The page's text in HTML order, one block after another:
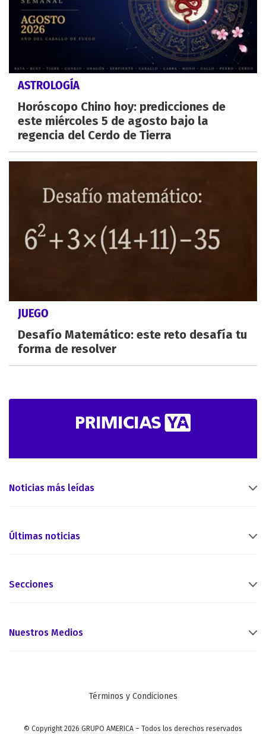
ASTROLOGÍA
Horóscopo Chino hoy: predicciones de
este miércoles 5 de agosto bajo la
regencia del Cerdo de Tierra
JUEGO
Desafío Matemático: este reto desafía tu
forma de resolver
Noticias más leídas
Últimas noticias
Secciones
Nuestros Medios
Términos y Condiciones
© Copyright 2026 GRUPO AMERICA – Todos los derechos reservados